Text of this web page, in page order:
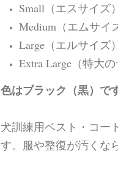
Small（エスサイズ）
Medium（エムサイ
Large（エルサイズ）
Extra Large（特大の
色はブラック（黒）で
犬訓練用ベスト・コー
す。服や整復が汚くな